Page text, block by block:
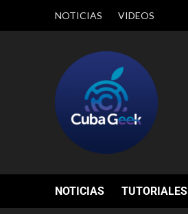
NOTICIAS VIDEOS
NOTICIAS TUTORIALES